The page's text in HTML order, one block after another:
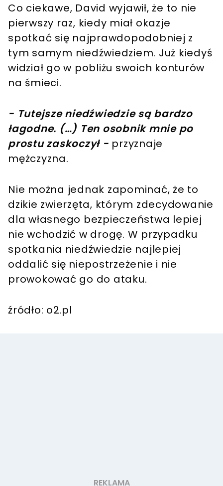
Co ciekawe, David wyjawił, że to nie
pierwszy raz, kiedy miał okazje
spotkać się najprawdopodobniej z
tym samym niedźwiedziem. Już kiedyś
widział go w pobliżu swoich konturów
na śmieci.
- Tutejsze niedźwiedzie są bardzo
łagodne. (…) Ten osobnik mnie po
prostu zaskoczył - przyznaje
mężczyzna.
Nie można jednak zapominać, że to
dzikie zwierzęta, którym zdecydowanie
dla własnego bezpieczeństwa lepiej
nie wchodzić w drogę. W przypadku
spotkania niedźwiedzie najlepiej
oddalić się niepostrzeżenie i nie
prowokować go do ataku.
źródło: o2.pl